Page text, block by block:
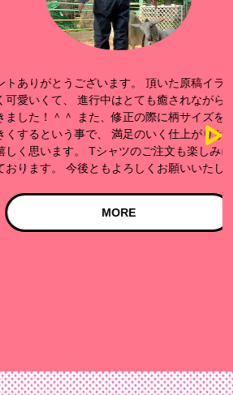
ございます。 頂いた原稿イラストが
進行中はとても癒されながらお仕事
また、修正の際に柄サイズを少しで
事で、 満足のいく仕上がりができた
。 Tシャツのご注文も楽しみにお待
後ともよろしくお願いいたします。